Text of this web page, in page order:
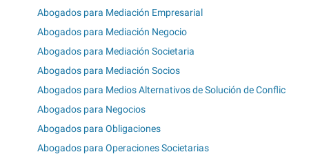
Abogados para Mediación Empresarial
Abogados para Mediación Negocio
Abogados para Mediación Societaria
Abogados para Mediación Socios
Abogados para Medios Alternativos de Solución de Conflic
Abogados para Negocios
Abogados para Obligaciones
Abogados para Operaciones Societarias